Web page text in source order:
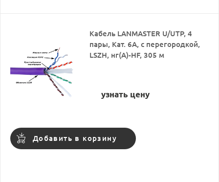
Кабель LANMASTER U/UTP, 4
пары, Кат. 6A, с перегородкой,
LSZH, нг(A)-HF, 305 м
узнать цену
Добавить в корзину